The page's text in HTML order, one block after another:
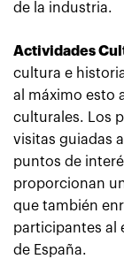
de la industria.
Actividades
cultura e
al máximo esto
culturales. Los
visitas guiadas
puntos de
proporcionan
que también
participantes al
de España.